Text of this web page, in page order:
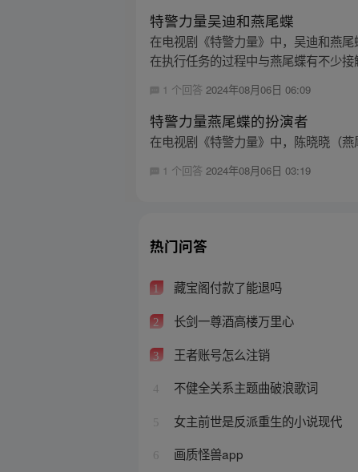
特警力量吴迪和燕尾蝶
在电视剧《特警力量》中，吴迪和燕
在执行任务的过程中与燕尾蝶有不少
1 个回答 2024年08月06日 06:09
特警力量燕尾蝶的扮演者
在电视剧《特警力量》中，陈晓晓（
1 个回答2024年08月06日 03:19
热门问答
1 藏宝阁付款了能退吗
2 长剑一尊酒高楼万里心
3 王者账号怎么注销
4 不健全关系主题曲破浪歌词
5 女主前世是反派重生的小说现代
6 画质怪兽app